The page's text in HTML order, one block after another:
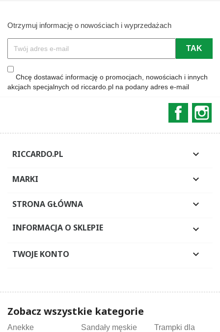
Otrzymuj informację o nowościach i wyprzedażach
Chcę dostawać informację o promocjach, nowościach i innych
akcjach specjalnych od riccardo.pl na podany adres e-mail
RICCARDO.PL 
MARKI 
STRONA GŁÓWNA 
INFORMACJA O SKLEPIE 
TWOJE KONTO 
Zobacz wszystkie kategorie
Anekke Sandały męskie
Trampki dla